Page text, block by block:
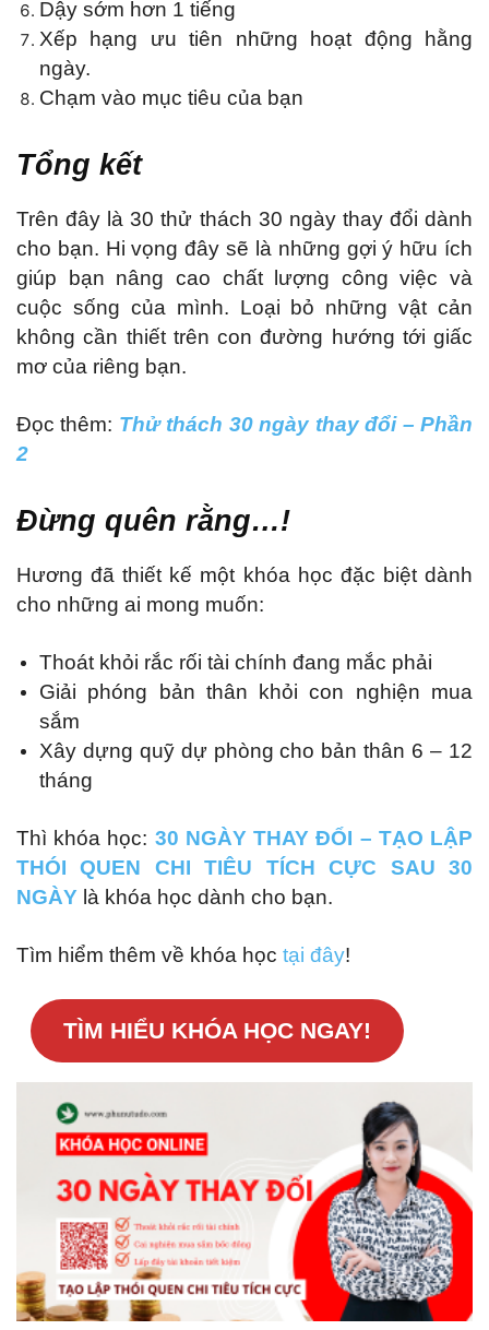
Dậy sớm hơn 1 tiếng
Xếp hạng ưu tiên những hoạt động hằng
ngày.
Chạm vào mục tiêu của bạn
Tổng kết
Trên đây là 30 thử thách 30 ngày thay đổi dành
cho bạn. Hi vọng đây sẽ là những gợi ý hữu ích
giúp bạn nâng cao chất lượng công việc và
cuộc sống của mình. Loại bỏ những vật cản
không cần thiết trên con đường hướng tới giấc
mơ của riêng bạn.
Đọc thêm: Thử thách 30 ngày thay đổi – Phần
2
Đừng quên rằng…!
Hương đã thiết kế một khóa học đặc biệt dành
cho những ai mong muốn:
Thoát khỏi rắc rối tài chính đang mắc phải
Giải phóng bản thân khỏi con nghiện mua
sắm
Xây dựng quỹ dự phòng cho bản thân 6 – 12
tháng
Thì khóa học: 30 NGÀY THAY ĐỔI – TẠO LẬP
THÓI QUEN CHI TIÊU TÍCH CỰC SAU 30
NGÀY là khóa học dành cho bạn.
Tìm hiểm thêm về khóa học tại đây!
TÌM HIỂU KHÓA HỌC NGAY!